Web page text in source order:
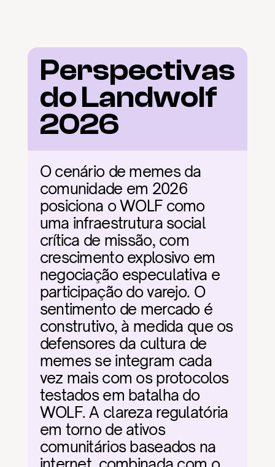
Perspectivas
do Landwolf
2026
O cenário de memes da
comunidade em 2026
posiciona o WOLF como
uma infraestrutura social
crítica de missão, com
crescimento explosivo em
negociação especulativa e
participação do varejo. O
sentimento de mercado é
construtivo, à medida que os
defensores da cultura de
memes se integram cada
vez mais com os protocolos
testados em batalha do
WOLF. A clareza regulatória
em torno de ativos
comunitários baseados na